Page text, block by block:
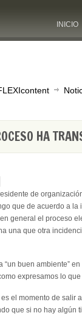
INICIO
HA
de
que de acuerdo a la
general el proceso
una que otra
buen ambiente”
expresamos lo
el momento de
que si no hay